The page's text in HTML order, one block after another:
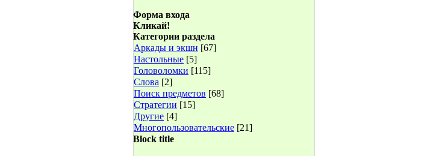
Форма входа
Кликай!
Категории раздела
Аркады и экшн [67]
Настольные [5]
Головоломки [115]
Слова [2]
Поиск предметов [68]
Стратегии [15]
Другие [4]
Многопользовательские [21]
Block title